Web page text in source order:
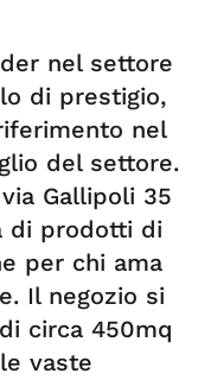
nel settore
di prestigio,
nel
del settore.
Gallipoli 35
di prodotti di
per chi ama
Il negozio si
circa 450mq
vaste